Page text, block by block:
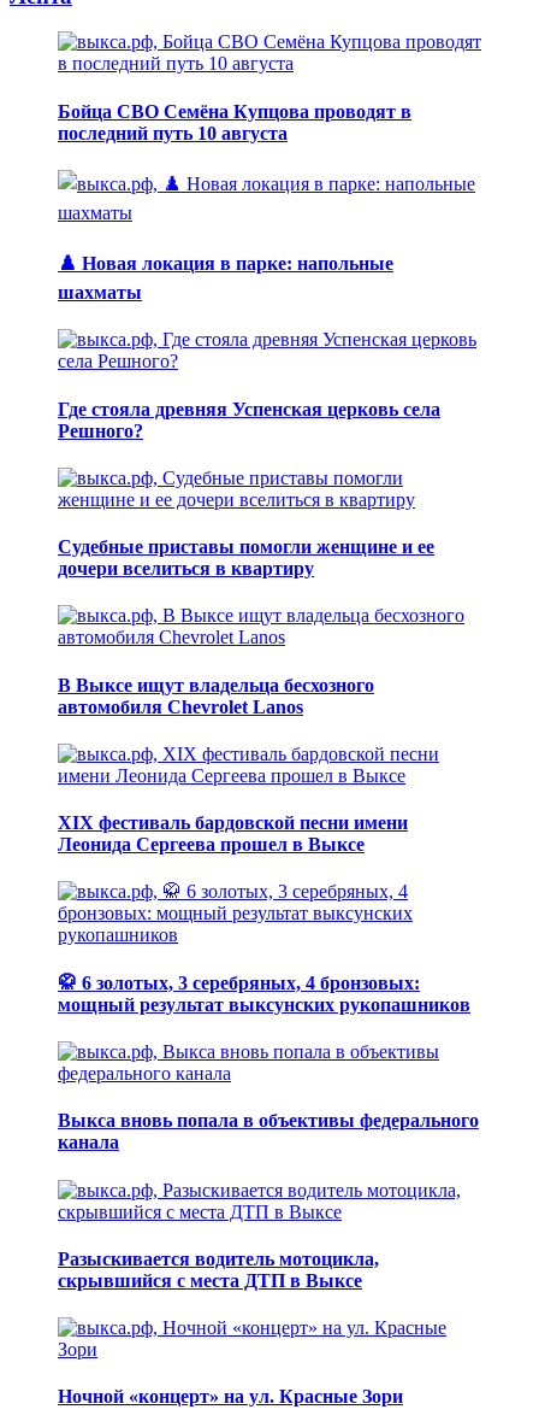
Бойца СВО Семёна Купцова проводят в
последний путь 10 августа
♟️ Новая локация в парке: напольные
шахматы
Где стояла древняя Успенская церковь села
Решного?
Судебные приставы помогли женщине и ее
дочери вселиться в квартиру
В Выксе ищут владельца бесхозного
автомобиля Chevrolet Lanos
XIX фестиваль бардовской песни имени
Леонида Сергеева прошел в Выксе
🥋 6 золотых, 3 серебряных, 4 бронзовых:
мощный результат выксунских рукопашников
Выкса вновь попала в объективы федерального
канала
Разыскивается водитель мотоцикла,
скрывшийся с места ДТП в Выксе
Ночной «концерт» на ул. Красные Зори